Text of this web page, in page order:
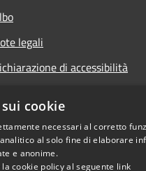
legali
di accessibilità
cookie
necessari al corretto
al solo fine di elaborare
e anonime.
cookie policy al seguente link